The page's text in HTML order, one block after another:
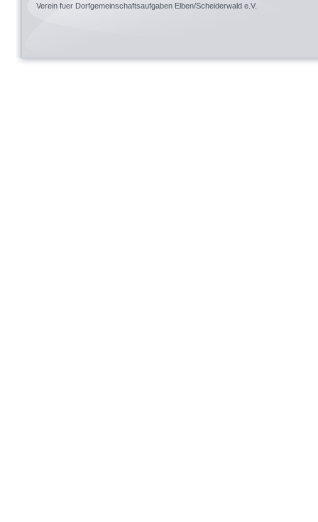
Verein fuer Dorfgemeinschaftsaufgaben Elben/Scheiderwald e.V.